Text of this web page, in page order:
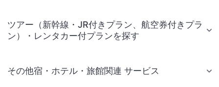
ツアー（新幹線・JR付きプラン、航空券付きプラ
ン）・レンタカー付プランを探す
その他宿・ホテル・旅館関連 サービス